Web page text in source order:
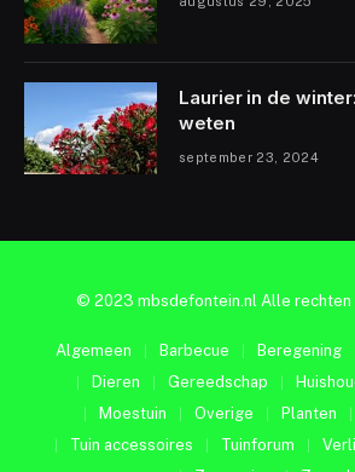
Laurier in de
weten
september 23, 2024
© 2023 mbsdefontein.nl Alle rechten
Algemeen Barbecue Beregening
Dieren
Gereedschap
Moestuin
Overige Planten
Tuin accessoires
Tuinforum